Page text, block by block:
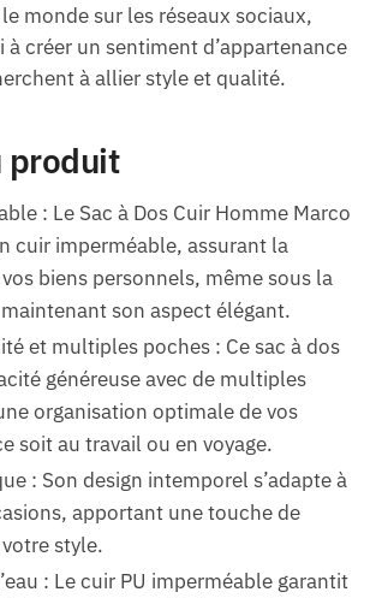
monde sur les réseaux sociaux,
créer un sentiment d’appartenance
à allier style et qualité.
produit
: Le Sac à Dos Cuir Homme Marco
cuir imperméable, assurant la
biens personnels, même sous la
son aspect élégant.
et multiples poches : Ce sac à dos
généreuse avec de multiples
organisation optimale de vos
soit au travail ou en voyage.
: Son design intemporel s’adapte à
apportant une touche de
style.
: Le cuir PU imperméable garantit